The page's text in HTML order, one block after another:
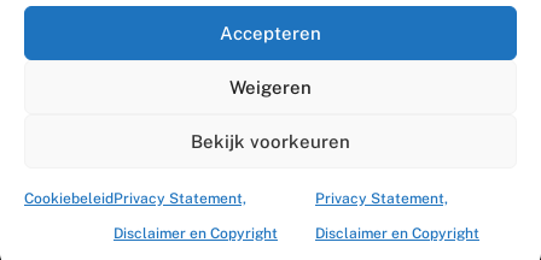
Accepteren
Weigeren
Bekijk voorkeuren
CookiebeleidPrivacy Statement,
Disclaimer en Copyright
Privacy Statement,
Disclaimer en Copyright